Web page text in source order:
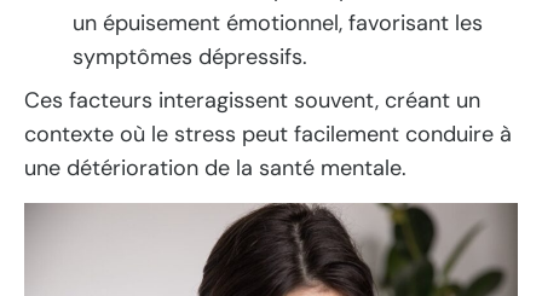
un épuisement émotionnel, favorisant les
symptômes dépressifs.
Ces facteurs interagissent souvent, créant un
contexte où le stress peut facilement conduire à
une détérioration de la santé mentale.